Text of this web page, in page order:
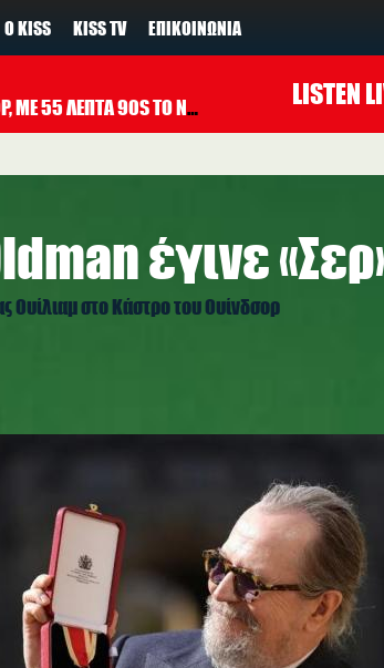
Ο KISS KISS TV ΕΠΙΚΟΙΝΩΝΊΑ
KISS MUSIC NON STOP, ΜΕ 55 ΛΕΠΤΑ 90S TO NOW ΚΑΘΕ ΩΡΑ
22:00 -
LISTEN
έγινε
Ουίλιαμ στο Κάστρο του Ουίνδσορ